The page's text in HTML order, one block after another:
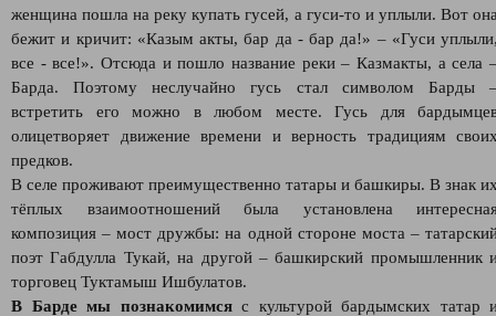
женщина пошла на реку купать гусей, а гуси-то и уплыли. Вот
бежит и кричит: «Казым акты, бар да - бар да!» – «Гуси
все - все!». Отсюда и пошло название реки – Казмакты, а села
Барда. Поэтому неслучайно гусь стал символом Барды
встретить его можно в любом месте. Гусь для
олицетворяет движение времени и верность традициям
предков.
В селе проживают преимущественно татары и башкиры. В знак
тёплых взаимоотношений была установлена
композиция – мост дружбы: на одной стороне моста –
поэт Габдулла Тукай, на другой – башкирский промышленник
торговец Туктамыш Ишбулатов.
В Барде мы познакомимсяс культурой бардымских татар